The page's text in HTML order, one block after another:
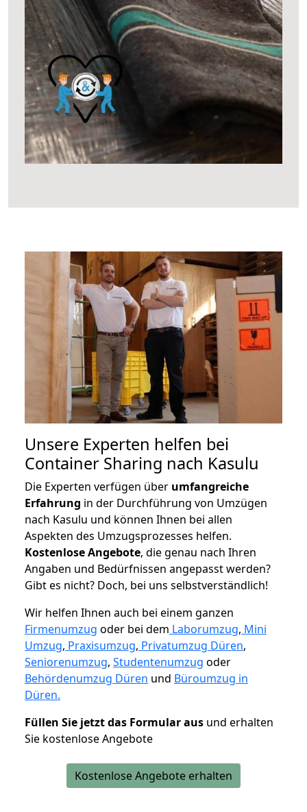
Unsere Experten helfen bei
Container Sharing nach Kasulu
Die Experten verfügen über umfangreiche
Erfahrung in der Durchführung von Umzügen
nach Kasulu und können Ihnen bei allen
Aspekten des Umzugsprozesses helfen.
Kostenlose Angebote, die genau nach Ihren
Angaben und Bedürfnissen angepasst werden?
Gibt es nicht? Doch, bei uns selbstverständlich!
Wir helfen Ihnen auch bei einem ganzen
Firmenumzug oder bei dem Laborumzug, Mini
Umzug, Praxisumzug, Privatumzug Düren,
Seniorenumzug, Studentenumzug oder
Behördenumzug Düren und Büroumzug in
Düren.
Füllen Sie jetzt das Formular aus und erhalten
Sie kostenlose Angebote
Kostenlose Angebote erhalten